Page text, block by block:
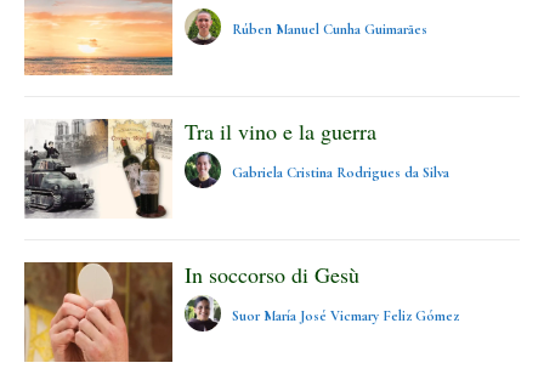
Rúben Manuel Cunha Guimarães
Tra il vino e la guerra
Gabriela Cristina Rodrigues da Silva
In soccorso di Gesù
Suor María José Vicmary Feliz Gómez